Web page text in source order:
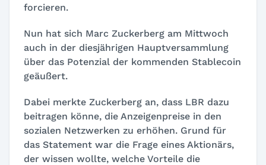
forcieren.
Nun hat sich Marc Zuckerberg am Mittwoch
auch in der diesjährigen Hauptversammlung
über das Potenzial der kommenden Stablecoin
geäußert.
Dabei merkte Zuckerberg an, dass LBR dazu
beitragen könne, die Anzeigenpreise in den
sozialen Netzwerken zu erhöhen. Grund für
das Statement war die Frage eines Aktionärs,
der wissen wollte, welche Vorteile die